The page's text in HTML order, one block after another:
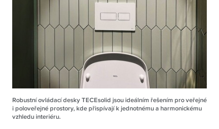
Robustní ovládací desky TECEsolid jsou ideálním řešením pro veřejné
i poloveřejné prostory, kde přispívají k jednotnému a harmonickému
vzhledu interiéru.